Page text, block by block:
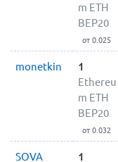
m ETH
BEP20
от 0.025
monetkin
1
Ethereu
m ETH
BEP20
от 0.032
SOVA
1